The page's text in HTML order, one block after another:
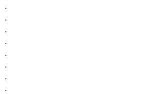
.
.
.
.
.
.
.
.